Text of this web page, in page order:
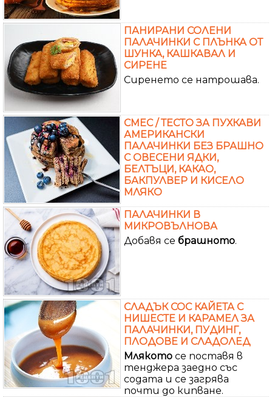
ПАНИРАНИ СОЛЕНИ
ПАЛАЧИНКИ С ПЛЪНКА ОТ
ШУНКА, КАШКАВАЛ И
СИРЕНЕ
Сиренето се натрошава.
СМЕС / ТЕСТО ЗА ПУХКАВИ
АМЕРИКАНСКИ
ПАЛАЧИНКИ БЕЗ БРАШНО
С ОВЕСЕНИ ЯДКИ,
БЕЛТЪЦИ, КАКАО,
БАКПУЛВЕР И КИСЕЛО
МЛЯКО
ПАЛАЧИНКИ В
МИКРОВЪЛНОВА
Добавя се брашното.
СЛАДЪК СОС КАЙЕТА С
НИШЕСТЕ И КАРАМЕЛ ЗА
ПАЛАЧИНКИ, ПУДИНГ,
ПЛОДОВЕ И СЛАДОЛЕД
Млякото се поставя в
тенджера заедно със
содата и се загрява
почти до кипване.